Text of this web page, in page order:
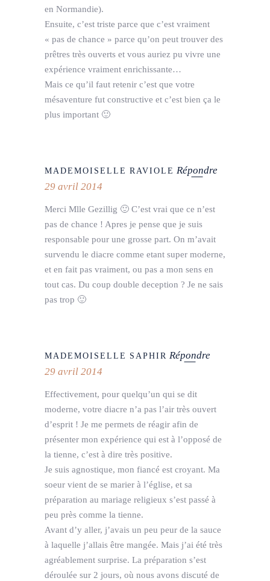
en Normandie).
Ensuite, c’est triste parce que c’est vraiment
« pas de chance » parce qu’on peut trouver des
prêtres très ouverts et vous auriez pu vivre une
expérience vraiment enrichissante…
Mais ce qu’il faut retenir c’est que votre
mésaventure fut constructive et c’est bien ça le
plus important 🙂
MADEMOISELLE RAVIOLE Répondre
29 avril 2014
Merci Mlle Gezillig 🙂 C’est vrai que ce n’est
pas de chance ! Apres je pense que je suis
responsable pour une grosse part. On m’avait
survendu le diacre comme etant super moderne,
et en fait pas vraiment, ou pas a mon sens en
tout cas. Du coup double deception ? Je ne sais
pas trop 🙂
MADEMOISELLE SAPHIR Répondre
29 avril 2014
Effectivement, pour quelqu’un qui se dit
moderne, votre diacre n’a pas l’air très ouvert
d’esprit ! Je me permets de réagir afin de
présenter mon expérience qui est à l’opposé de
la tienne, c’est à dire très positive.
Je suis agnostique, mon fiancé est croyant. Ma
soeur vient de se marier à l’église, et sa
préparation au mariage religieux s’est passé à
peu près comme la tienne.
Avant d’y aller, j’avais un peu peur de la sauce
à laquelle j’allais être mangée. Mais j’ai été très
agréablement surprise. La préparation s’est
déroulée sur 2 jours, où nous avons discuté de